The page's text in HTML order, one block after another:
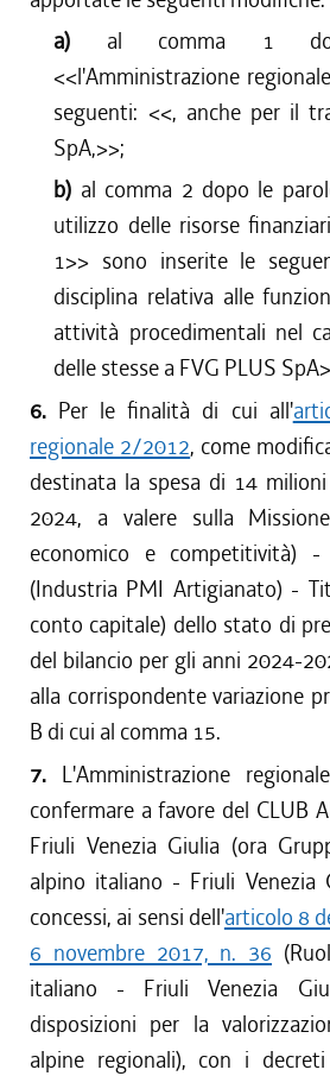
a) al comma 1
<<l'Amministrazione regionale
seguenti: <<, anche per il
SpA,>>;
b) al comma 2 dopo le
utilizzo delle risorse
1>> sono inserite le
disciplina relativa alle
attività procedimentali nel
delle stesse a FVG PLUS SpA
6. Per le finalità di cui all'
regionale 2/2012, come
destinata la spesa di 14
2024, a valere sulla
economico e competitività)
(Industria PMI Artigianato) -
conto capitale) dello stato di
del bilancio per gli anni 2024-
alla corrispondente variazione
B di cui al comma 15.
7. L'Amministrazione
confermare a favore del CLUB
Friuli Venezia Giulia (ora
alpino italiano - Friuli Venezia
concessi, ai sensi dell'articolo 8
6 novembre 2017, n. 36
italiano - Friuli Venezia
disposizioni per la
alpine regionali), con i